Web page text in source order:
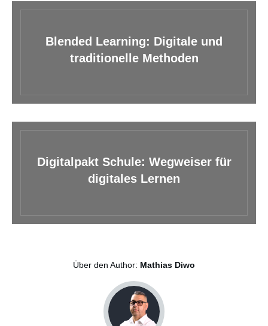
Blended Learning: Digitale und
traditionelle Methoden
Digitalpakt Schule: Wegweiser für
digitales Lernen
Über den Author: Mathias Diwo